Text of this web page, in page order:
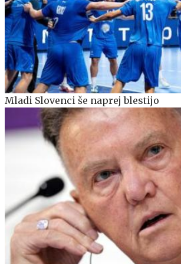
Mladi Slovenci še naprej blestijo